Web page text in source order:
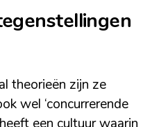
theorieën zijn ze
wel ‘concurrerende
een cultuur waarin